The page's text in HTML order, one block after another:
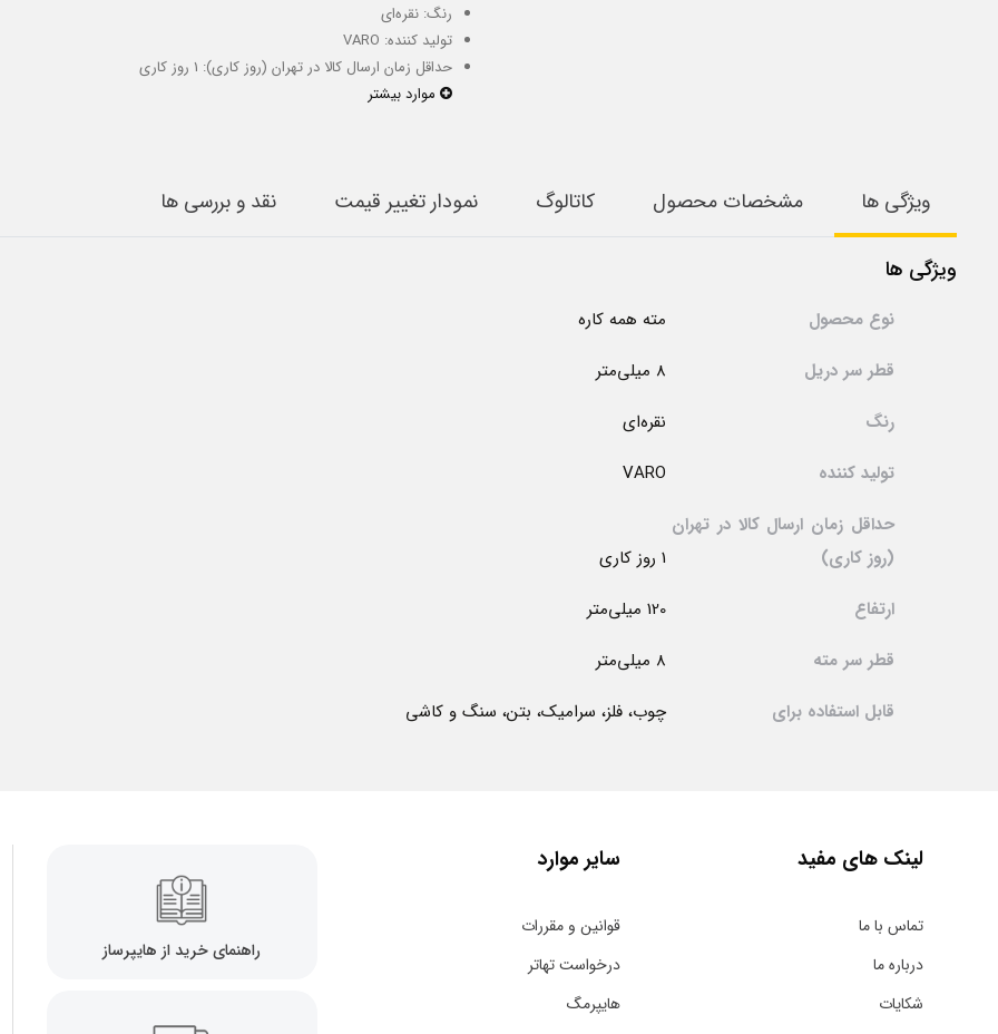
رنگ: نقره‌ای
تولید کننده: VARO
حداقل زمان ارسال کالا در تهران (روز کاری): 1 روز کاری
موارد بیشتر
ویژگی ها مشخصات محصول کاتالوگ نمودار تغییر قیمت نقد و بررسی ها
ویژگی ها
نوع محصول
مته همه کاره
قطر سر دریل
8 میلی‌متر
رنگ
نقره‌ای
تولید کننده
VARO
حداقل زمان ارسال کالا در تهران
(روز کاری)
1 روز کاری
ارتفاع
120 میلی‌متر
قطر سر مته
8 میلی‌متر
قابل استفاده برای
چوب، فلز، سرامیک، بتن، سنگ و کاشی
لینک های مفید
تماس با ما
درباره ما
شکایات
سایر موارد
قوانین و مقررات
درخواست تهاتر
هایپرمگ
راهنمای خرید از هایپرساز